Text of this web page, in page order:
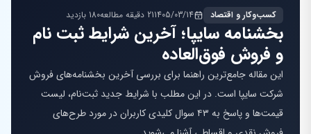
کسب‌وکار و اقتصاد 1405/03/1421 دقیقه مطالعه 180 بازدید
بخشنامه سایپا؛ آخرین شرایط ثبت نام
و فروش فوق‌العاده
این مقاله جامع‌ترین راهنما برای بررسی آخرین بخشنامه‌های فروش
شرکت سایپا است. در این مطلب با شرایط جدید ثبت‌نام، لیست
قیمت‌ها و پاسخ به ۴۳ سوال کلیدی کاربران در مورد طرح‌های